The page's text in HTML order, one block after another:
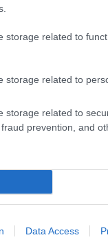
storage related to
storage related to
storage related to
prevention, and
Data Access
javno spodbujanje
Pravila
Mislinja Prevalje